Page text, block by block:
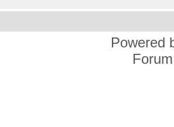
Powered